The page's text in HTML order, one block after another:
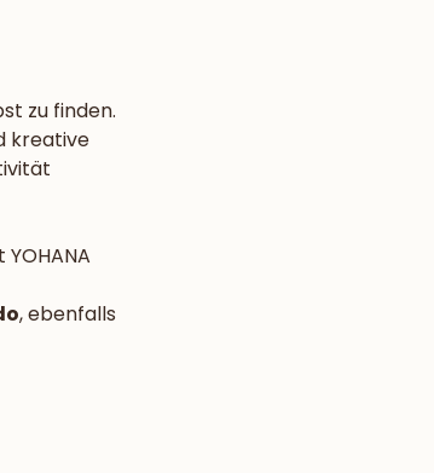
zu finden.
kreative
, ebenfalls